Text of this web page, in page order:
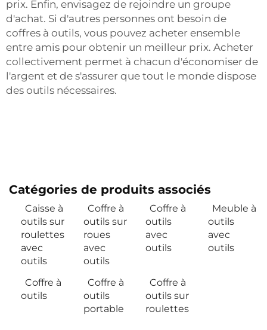
prix. Enfin, envisagez de rejoindre un groupe
d'achat. Si d'autres personnes ont besoin de
coffres à outils, vous pouvez acheter ensemble
entre amis pour obtenir un meilleur prix. Acheter
collectivement permet à chacun d'économiser de
l'argent et de s'assurer que tout le monde dispose
des outils nécessaires.
Catégories de produits associés
Caisse à
outils sur
roulettes
avec
outils
Coffre à
outils sur
roues
avec
outils
Coffre à
outils
avec
outils
Meuble à
outils
avec
outils
Coffre à
outils
Coffre à
outils
portable
Coffre à
outils sur
roulettes